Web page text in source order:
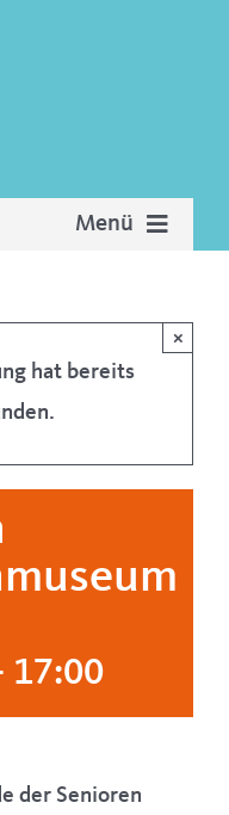
Menü
hat bereits
×
17:00
der Senioren